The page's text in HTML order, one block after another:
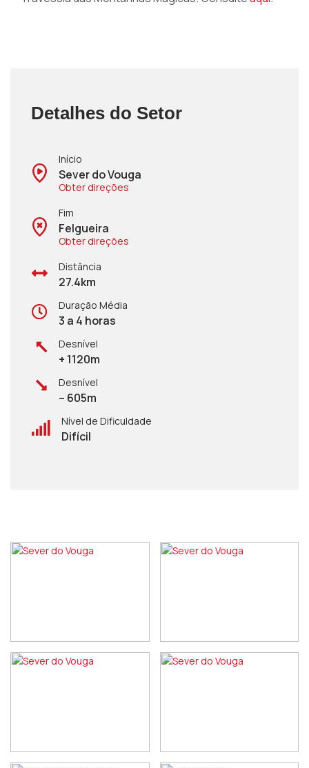
Detalhes do Setor
Início
Sever do Vouga
Obter direções
Fim
Felgueira
Obter direções
Distância
27.4km
Duração Média
3 a 4 horas
Desnível
+ 1120m
Desnível
– 605m
Nível de Dificuldade
Difícil